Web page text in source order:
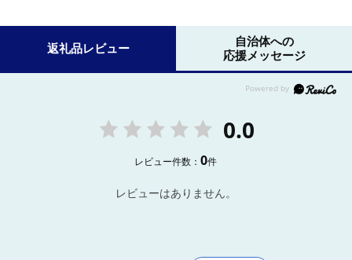
返礼品レビュー
自治体への
応援メッセージ
0.0
レビュー件数：0件
レビューはありません。